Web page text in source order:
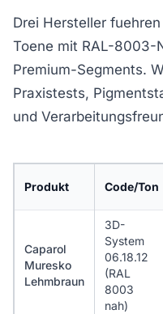
Drei Hersteller
Toene mit RAL-8003-
Premium-Segments.
Praxistests,
und
Produkt Code/Ton
Caparol
Muresko
Lehmbraun
3D-
System
06.18.12
(RAL
8003
nah)